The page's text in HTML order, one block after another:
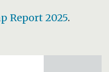
Report 2025.